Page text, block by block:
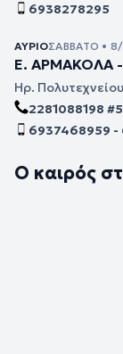
6938278295
ΑΎΡΙΟΣΆΒΒΑΤΟ •
Ε. ΑΡΜΑΚΟΛΑ
Ηρ.
2281088198 #5
6937468959
Ο καιρός